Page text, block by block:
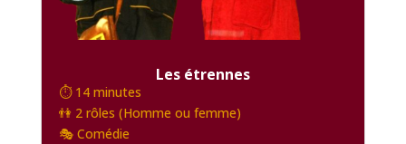
Les étrennes
⏱️ 14 minutes
👫 2 rôles (Homme ou femme)
🎭 Comédie